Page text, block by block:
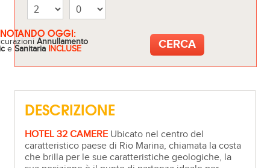
OGGI:
Annullamento
eSanitaria INCLUSE
DESCRIZIONE
HOTEL 32 CAMERE Ubicato nel centro del
caratteristico paese di Rio Marina, chiamata la costa
che brilla per le sue caratteristiche geologiche, la